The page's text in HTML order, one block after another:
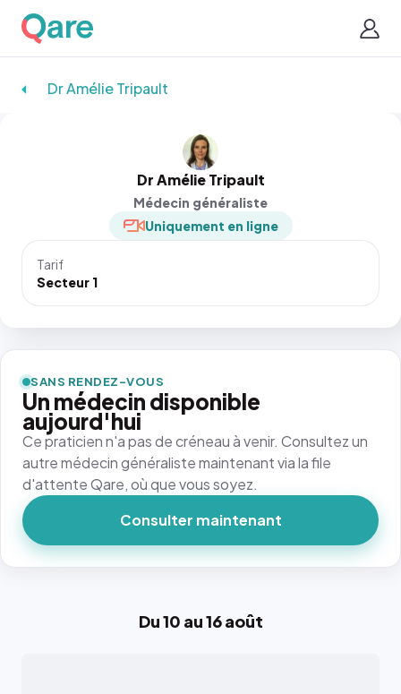
Dr Amélie Tripault
Dr Amélie Tripault
Médecin généraliste
Uniquement en ligne
Tarif
Secteur 1
Du 10 au 16 août
SANS RENDEZ-VOUS
Un médecin disponible
aujourd'hui
Ce praticien n'a pas de créneau à venir. Consultez un
autre médecin généraliste maintenant via la file
d'attente Qare, où que vous soyez.
Consulter maintenant